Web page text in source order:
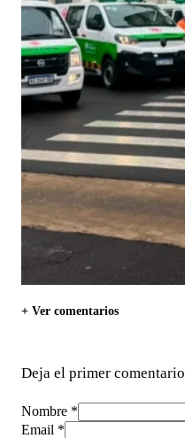
+ Ver comentarios
Deja el primer comentario
Nombre *
Email *